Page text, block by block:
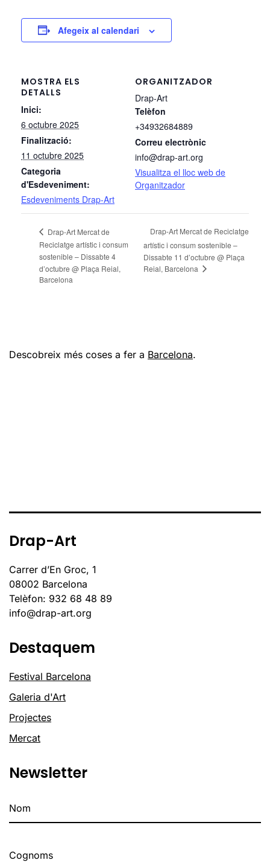
Afegeix al calendari
MOSTRA ELS
DETALLS
Inici:
6 octubre 2025
Finalització:
11 octubre 2025
Categoria
d'Esdeveniment:
Esdeveniments Drap-Art
ORGANITZADOR
Drap-Art
Telèfon
+34932684889
Correu electrònic
info@drap-art.org
Visualitza el lloc web de
Organitzador
Drap-Art Mercat de
Reciclatge artístic i consum
sostenible – Dissabte 4
d’octubre @ Plaça Reial,
Barcelona
Drap-Art Mercat de Reciclatge
artístic i consum sostenible –
Dissabte 11 d’octubre @ Plaça
Reial, Barcelona
Descobreix més coses a fer a Barcelona.
Drap-Art
Carrer d’En Groc, 1
08002 Barcelona
Telèfon: 932 68 48 89
info@drap-art.org
Destaquem
Festival Barcelona
Galeria d'Art
Projectes
Mercat
Newsletter